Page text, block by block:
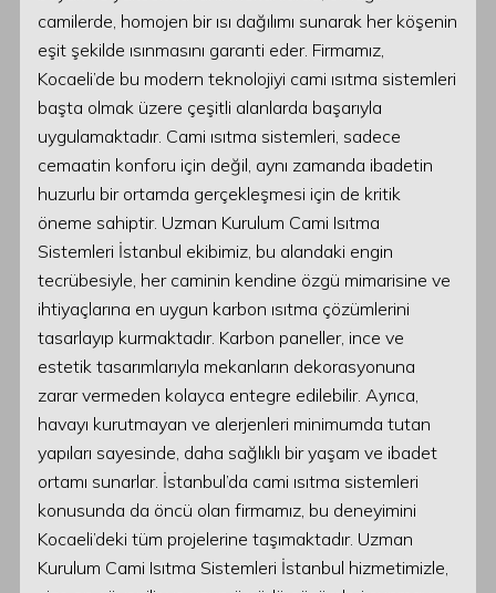
camilerde, homojen bir ısı dağılımı sunarak her köşenin
eşit şekilde ısınmasını garanti eder. Firmamız,
Kocaeli’de bu modern teknolojiyi cami ısıtma sistemleri
başta olmak üzere çeşitli alanlarda başarıyla
uygulamaktadır. Cami ısıtma sistemleri, sadece
cemaatin konforu için değil, aynı zamanda ibadetin
huzurlu bir ortamda gerçekleşmesi için de kritik
öneme sahiptir. Uzman Kurulum Cami Isıtma
Sistemleri İstanbul ekibimiz, bu alandaki engin
tecrübesiyle, her caminin kendine özgü mimarisine ve
ihtiyaçlarına en uygun karbon ısıtma çözümlerini
tasarlayıp kurmaktadır. Karbon paneller, ince ve
estetik tasarımlarıyla mekanların dekorasyonuna
zarar vermeden kolayca entegre edilebilir. Ayrıca,
havayı kurutmayan ve alerjenleri minimumda tutan
yapıları sayesinde, daha sağlıklı bir yaşam ve ibadet
ortamı sunarlar. İstanbul’da cami ısıtma sistemleri
konusunda da öncü olan firmamız, bu deneyimini
Kocaeli’deki tüm projelerine taşımaktadır. Uzman
Kurulum Cami Isıtma Sistemleri İstanbul hizmetimizle,